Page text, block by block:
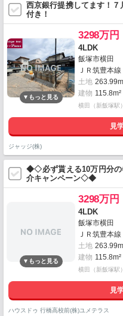
西京銀行提携してます！
付き！
3298万円
4LDK
飯塚市横田
ＪＲ筑豊本
土地
建物 115.8m²
横田（新飯塚駅
見
ジャッジ(株)
◆◇必ず貰える10万円分の
介キャンペーン◇◆
3298万円
4LDK
飯塚市横田
ＪＲ筑豊本
土地
建物 115.8m²
横田（新飯塚駅
見
ハウスドゥ 行橋高校前(株)ユメテラス